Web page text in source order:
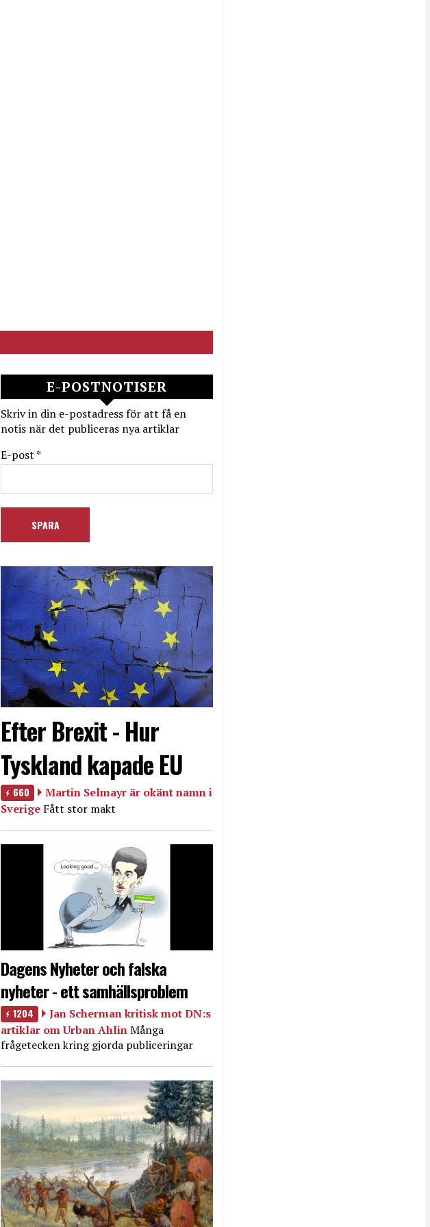
E-POSTNOTISER
Skriv in din e-postadress för att få en
notis när det publiceras nya artiklar
E-post *
Efter Brexit - Hur
Tyskland kapade EU
660
Martin Selmayr är okänt namn i
Sverige Fått stor makt
Dagens Nyheter och falska
nyheter - ett samhällsproblem
1204
Jan Scherman kritisk mot DN:s
artiklar om Urban AhlinMånga
frågetecken kring gjorda publiceringar